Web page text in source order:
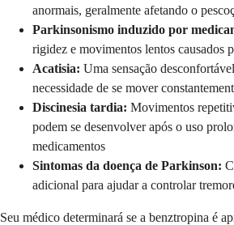
anormais, geralmente afetando o
Parkinsonismo induzido por
rigidez e movimentos lentos causados
Acatisia: Uma sensação
necessidade de se mover
Discinesia tardia: Movimentos
podem se desenvolver após o uso
medicamentos
Sintomas da doença de Parkinson:
adicional para ajudar a controlar
Seu médico determinará se a benztropina é